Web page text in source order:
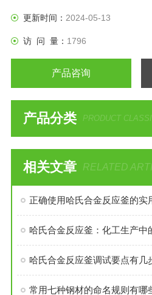
更新时间： 2024-05-13
访 问 量： 1796
产品咨询
产品分类 PRODUCT
相关文章 RELATED
正确使用哈氏合金反应釜的实
哈氏合金反应釜：化工生产中
哈氏合金反应釜调试要点有几
常用七种钢材的命名规则有哪